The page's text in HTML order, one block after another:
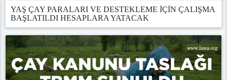
YAŞ ÇAY PARALARI VE DESTEKLEME İÇİN ÇALIŞMA
BAŞLATILDI HESAPLARA YATACAK